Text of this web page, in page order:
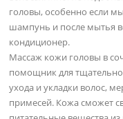
головы, особенно если
шампунь и после мытья
кондиционер.
Массаж кожи головы в
помощник для
ухода и укладки волос,
примесей. Кожа сможет